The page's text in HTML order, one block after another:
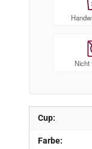
Cup:
Farbe:
Nicht